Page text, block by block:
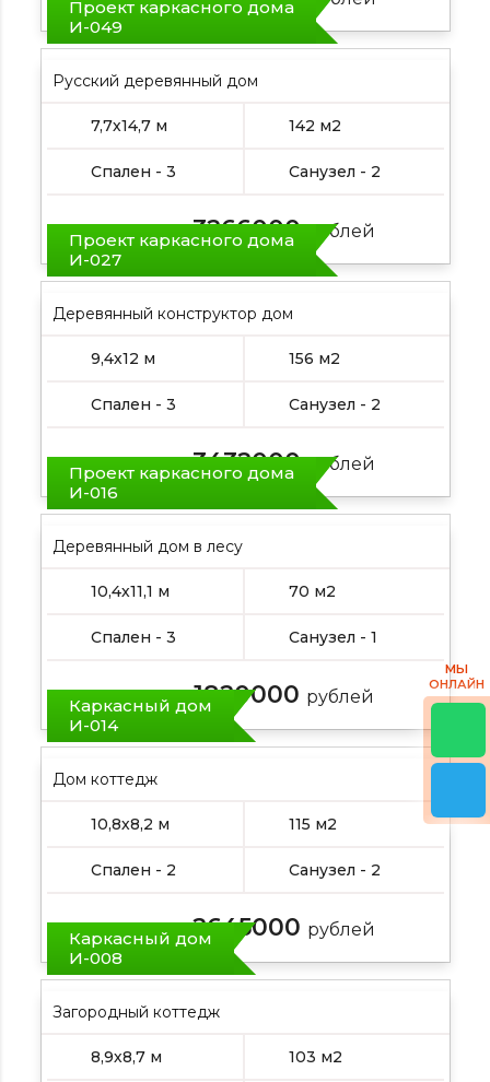
Проект каркасного дома
И-049
Русский деревянный дом
7,7х14,7 м 142 м2
Спален - 3 Санузел - 2
Цена от: 3266000рублей
Проект каркасного дома
И-027
Деревянный конструктор дом
9,4х12 м 156 м2
Спален - 3 Санузел - 2
Цена от: 3432000рублей
Проект каркасного дома
И-016
Деревянный дом в лесу
10,4х11,1 м 70 м2
Спален - 3 Санузел - 1
Цена от: 1820000 рублей
Каркасный дом
И-014
Дом коттедж
10,8х8,2 м 115 м2
Спален - 2 Санузел - 2
Цена от: 2645000 рублей
Каркасный дом
И-008
Загородный коттедж
8,9х8,7 м 103 м2
МЫ
ОНЛАЙН